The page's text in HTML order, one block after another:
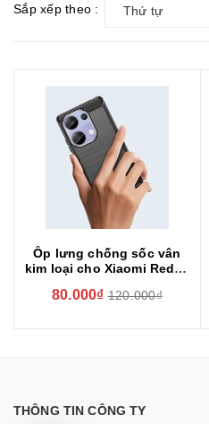
Sắp xếp theo : Thứ tự
Ốp lưng chống sốc vân
kim loại cho Xiaomi Redmi
Likgus (chuẩn quân đội,
80.000₫ 120.000₫
THÔNG TIN CÔNG TY